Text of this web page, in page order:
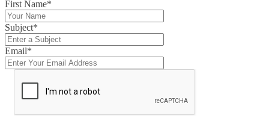
First Name*
Subject*
Email*